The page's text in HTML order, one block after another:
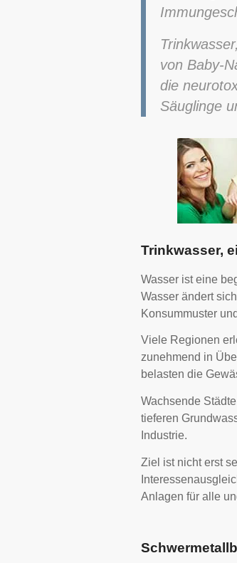
von Baby-
die
Säuglinge
Trinkwasser,
Wasser ist eine
Wasser ändert
Konsummuster
Viele Regionen
zunehmend in
belasten die
Wachsende
tieferen
Industrie.
Ziel ist nicht erst
Anlagen für alle